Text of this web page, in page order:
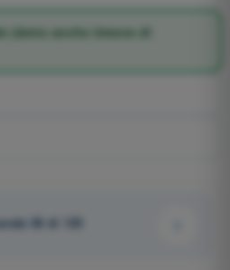
(detto anche timone di
56 di 125